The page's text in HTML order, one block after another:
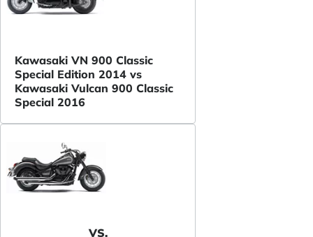
Kawasaki VN 900 Classic
Special Edition 2014 vs
Kawasaki Vulcan 900 Classic
Special 2016
VS.